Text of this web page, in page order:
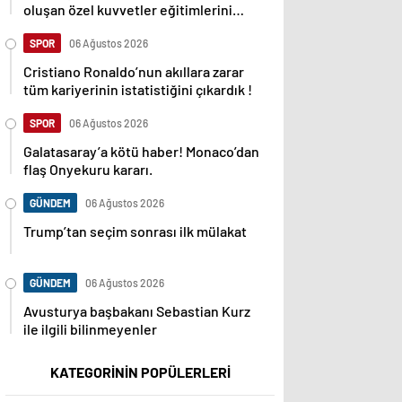
oluşan özel kuvvetler eğitimlerini
SPOR 06 Ağustos 2026
Cristiano Ronaldo’nun akıllara zarar
tüm kariyerinin istatistiğini çıkardık !
SPOR 06 Ağustos 2026
Galatasaray’a kötü haber! Monaco’dan
flaş Onyekuru kararı.
GÜNDEM 06 Ağustos 2026
Trump’tan seçim sonrası ilk mülakat
GÜNDEM 06 Ağustos 2026
Avusturya başbakanı Sebastian Kurz
ile ilgili bilinmeyenler
KATEGORİNİN POPÜLERLERİ